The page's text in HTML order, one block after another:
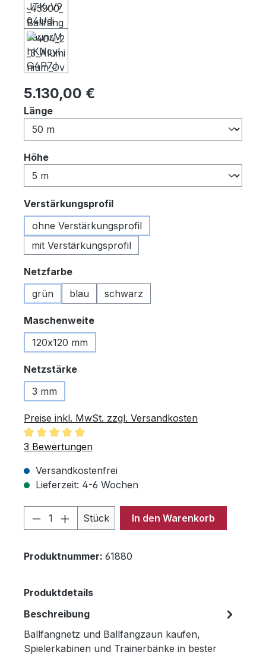
Regulärer Preis:
5.130,00 €
Längeauswählen
Höheauswählen
Verstärkungsprofilauswählen
ohne Verstärkungsprofil
mit Verstärkungsprofil
Netzfarbeauswählen
grün
blau schwarz
Maschenweiteauswählen
120x120 mm
Netzstärkeauswählen
3 mm
Preise inkl. MwSt. zzgl. Versandkosten
Durchschnittliche Bewertung von 5 von 5 Sternen
3 Bewertungen
Versandkostenfrei
Lieferzeit: 4-6 Wochen
Produkt Anzahl: Gib den
Stück In den Warenkorb
Produktnummer: 61880
Produktdetails
Beschreibung
Ballfangnetz und Ballfangzaun kaufen,
Spielerkabinen und Trainerbänke in bester